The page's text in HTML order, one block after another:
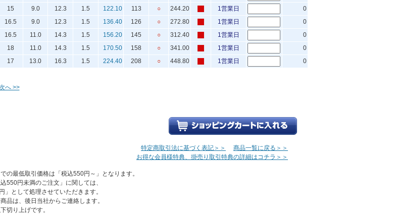
15 9.0 12.3 1.5 122.10 113 ○ 244.20 1営業日
0
16.5 9.0 12.3 1.5 136.40 126 ○ 272.80 1営業日
0
16.5 11.0 14.3 1.5 156.20 145 ○ 312.40 1営業日
0
18 11.0 14.3 1.5 170.50 158 ○ 341.00 1営業日
0
17 13.0 16.3 1.5 224.40 208 ○ 448.80 1営業日 0
次へ >>
特定商取引法に基づく表記＞＞
商品一覧に戻る＞＞
お得な会員様特典、掛売り取引特典の詳細はコチラ＞＞
での最低取引価格は「税込550円～」となります。
550円未満のご注文」に関しては、
」として処理させていただきます。
商品は、後日当社からご連絡します。
切り上げです。